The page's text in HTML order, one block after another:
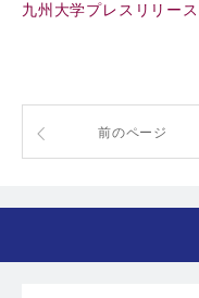
九州大学プレスリリース
前のページ